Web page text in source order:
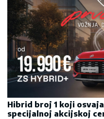
Hibrid broj 1 koji
specijalnoj akcijskoj